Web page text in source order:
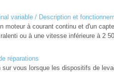
variable / Description et
moteur à courant continu et d'un
ou à une vitesse inférieure à 2
réparations
vous lorsque les dispositifs de